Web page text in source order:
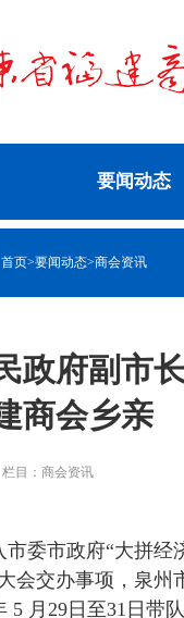
热门资讯：
1 热烈祝贺副会长、青委
要闻动态
首页>要闻动态>商会资讯
政府副市
商会乡亲
栏目：商会资讯
市委市政府“大拼
会交办事项，泉州
5 月29日至31日带